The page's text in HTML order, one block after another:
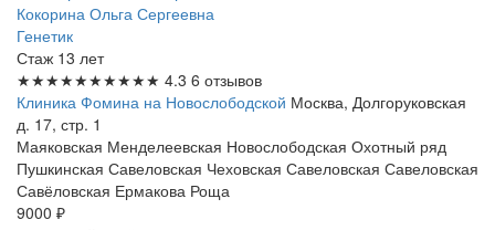
Кокорина Ольга Сергеевна
Генетик
Стаж 13 лет
★★★★★★★★★★ 4.3 6 отзывов
Клиника Фомина на Новослободской Москва, Долгоруковская
д. 17, стр. 1
Маяковская Менделеевская Новослободская Охотный ряд
Пушкинская Савеловская Чеховская Савеловская Савеловская
Савёловская Ермакова Роща
9000 ₽